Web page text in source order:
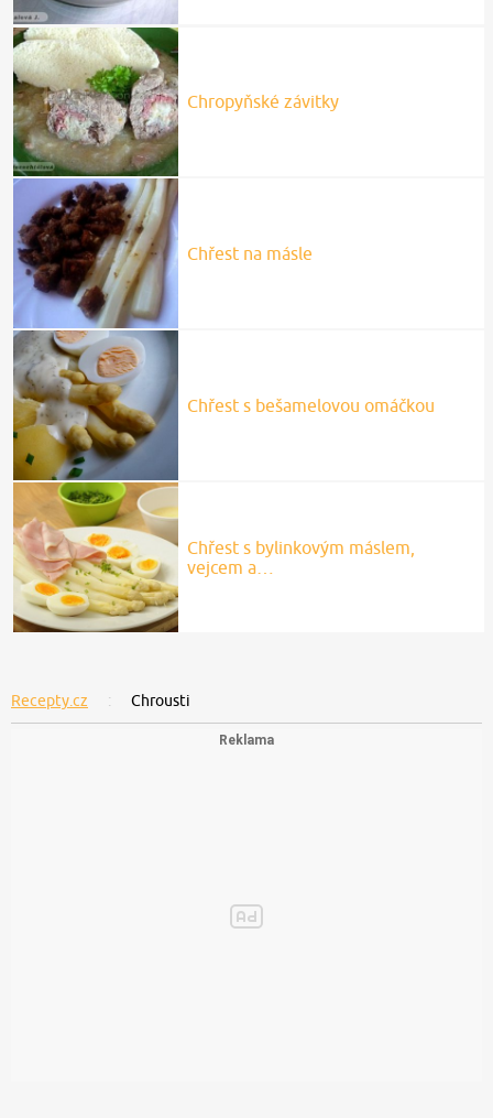
Chropyňské závitky
Chřest na másle
Chřest s bešamelovou omáčkou
Chřest s bylinkovým máslem,
vejcem a…
Recepty.cz Chrousti